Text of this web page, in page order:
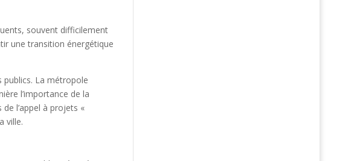
souvent difficilement
une transition énergétique
La métropole
l’importance de la
l’appel à projets «
ville.